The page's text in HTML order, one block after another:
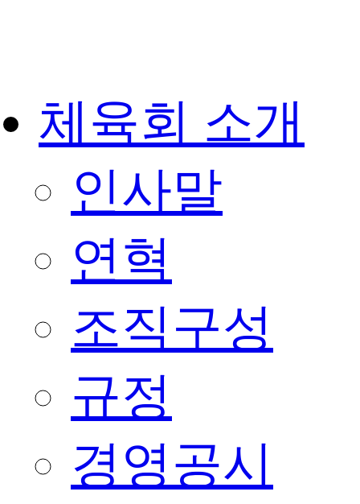
체육회 소개
인사말
연혁
조직구성
규정
경영공시